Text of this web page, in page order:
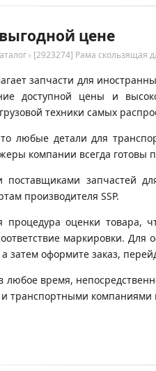
цене
› [2923274] Рама скользящая
запчасти для
доступной цены и
техники самых
любые детали для
компании всегда готовы
запчастей
производителя SSP.
процедура оценки товара,
маркировки.
затем оформите заказ,
любое время,
и транспортными